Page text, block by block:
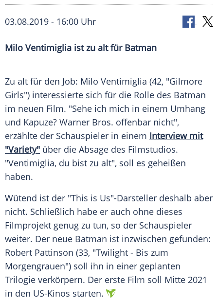
03.08.2019 - 16:00 Uhr
Milo Ventimiglia ist zu alt für Batman
Zu alt für den Job: Milo Ventimiglia (42, "Gilmore
Girls") interessierte sich für die Rolle des Batman
im neuen Film. "Sehe ich mich in einem Umhang
und Kapuze? Warner Bros. offenbar nicht",
erzählte der Schauspieler in einem Interview mit
"Variety" über die Absage des Filmstudios.
"Ventimiglia, du bist zu alt", soll es geheißen
haben.
Wütend ist der "This is Us"-Darsteller deshalb aber
nicht. Schließlich habe er auch ohne dieses
Filmprojekt genug zu tun, so der Schauspieler
weiter. Der neue Batman ist inzwischen gefunden:
Robert Pattinson (33, "Twilight - Bis zum
Morgengrauen") soll ihn in einer geplanten
Trilogie verkörpern. Der erste Film soll Mitte 2021
in den US-Kinos starten.